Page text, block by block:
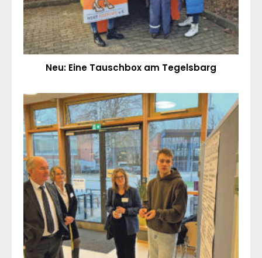
Neu: Eine Tauschbox am Tegelsbarg